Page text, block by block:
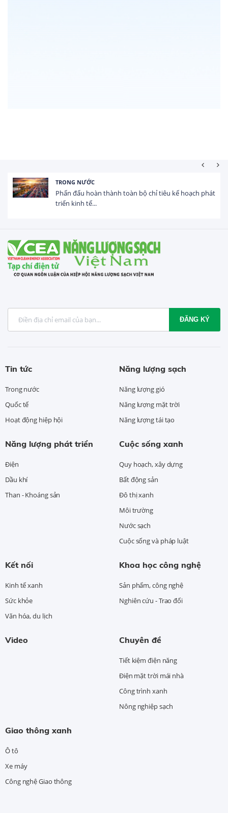
HOẠT ĐỘNG ĐẦU TƯ
Tổng vốn FDI đăng ký vào Việt Nam đạt gần 25 tỷ
USD trong 5 tháng...
ĐĂNG KÝ
Tin tức
Trong nước
Quốc tế
Hoạt động hiệp hội
Năng lượng sạch
Năng lượng gió
Năng lượng mặt trời
Năng lượng tái tạo
Năng lượng phát triển
Điện
Dầu khí
Than - Khoáng sản
Cuộc sống xanh
Quy hoạch, xây dựng
Bất động sản
Đô thị xanh
Môi trường
Nước sạch
Cuộc sống và pháp luật
Kết nối
Kinh tế xanh
Sức khỏe
Văn hóa, du lịch
Khoa học công nghệ
Sản phẩm, công nghệ
Nghiên cứu - Trao đổi
Video Chuyên đề
Tiết kiệm điện năng
Điện mặt trời mái nhà
Công trình xanh
Nông nghiệp sạch
Giao thông xanh
Ô tô
Xe máy
Công nghệ Giao thông